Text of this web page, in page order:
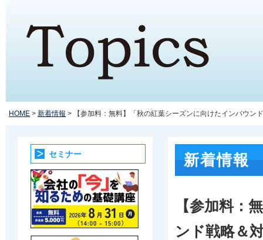
HOME > 新着情報 > 【参加料：無料】「秋の紅葉シーズンに向けたインバウン
新着情報
【参加料：
ンド戦略＆
セミナー